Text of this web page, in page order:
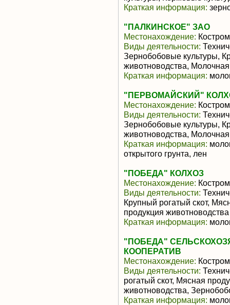
Краткая информация:
"ПАЛКИНСКОЕ" ЗАО
Местонахождение:
Виды деятельности:
Зернобобовые культуры,
животноводства,
Краткая информация:
"ПЕРВОМАЙСКИЙ"
Местонахождение:
Виды деятельности:
Зернобобовые культуры,
животноводства,
Краткая информация:
открытого грунта, лен
"ПОБЕДА" КОЛХОЗ
Местонахождение:
Виды деятельности:
Крупный рогатый скот,
продукция животноводства
Краткая информация:
"ПОБЕДА"
КООПЕРАТИВ
Местонахождение:
Виды деятельности:
рогатый скот, Мясная
животноводства,
Краткая информация: